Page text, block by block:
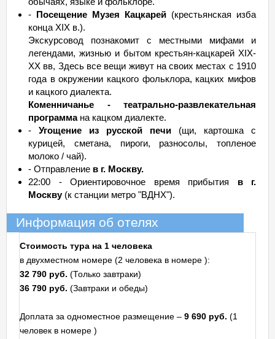
- Посещение Музея Кацкарей (крестьянская изба
конца ХIХ в.).
Экскурсовод познакомит с местными мифами и
легендами, жизнью и бытом крестьян-кацкарей ХIХ-
ХХ вв, Здесь все вещи живут на своих местах с 1910
года в окружении кацкого фольклора, кацких мифов
и кацкого диалекта.
Коменничанье - театрально-развлекательная
программана кацком диалекте.
- Угощение из русской печи (щи, картошка с
курицей, сметана, пироги, разносолы, топленое
молоко / чай).
- Отправление в г. Москву.
22:00 - Ориентировочное время прибытия в г.
Москву(к станции метро "ВДНХ").
Информация об отелях
Стоимость тура на 1 человека
в двухместном номере (2 человека в номере ):
32 790 руб. (Только завтраки)
36 790 руб. (Завтраки и обеды)
Доплата за одноместное размещение – 9 690 руб. (1
человек в номере )